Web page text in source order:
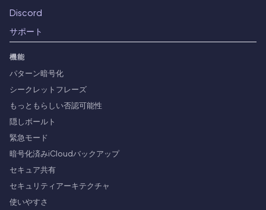
Discord
サポート
機能
パターン暗号化
シークレットフレーズ
もっともらしい否認可能性
隠しボールト
緊急モード
暗号化済みiCloudバックアップ
セキュア共有
セキュリティアーキテクチャ
使いやすさ